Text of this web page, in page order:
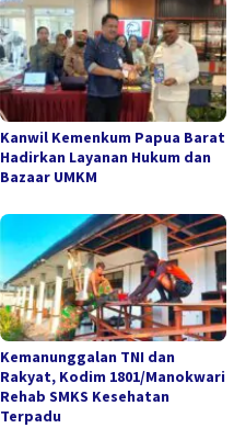
Kanwil Kemenkum Papua Barat
Hadirkan Layanan Hukum dan
Bazaar UMKM
Kemanunggalan TNI dan
Rakyat, Kodim 1801/Manokwari
Rehab SMKS Kesehatan
Terpadu